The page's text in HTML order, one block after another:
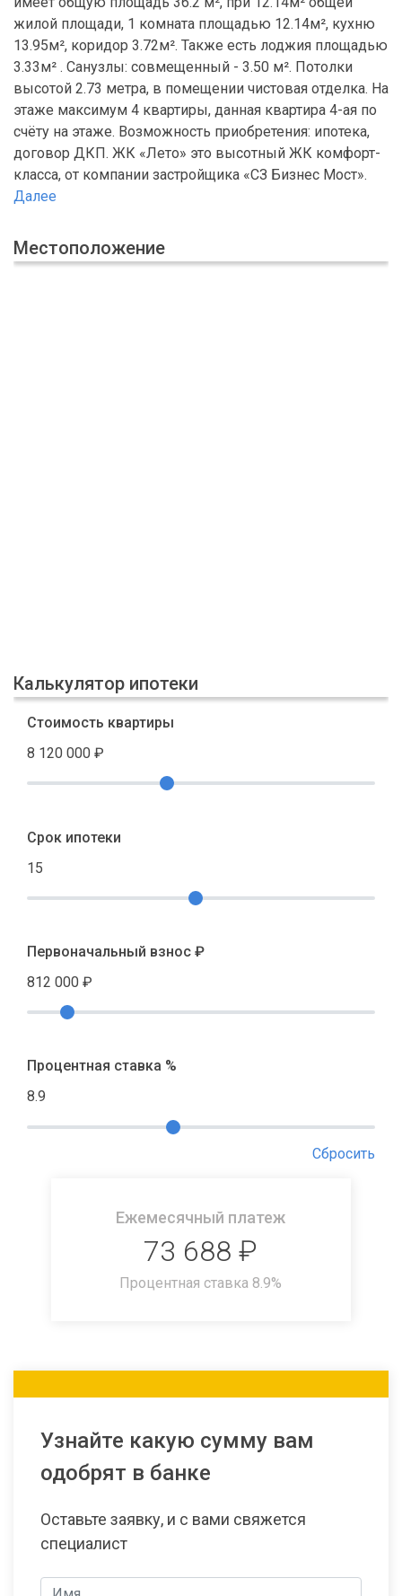
жилой площади, 1 комната площадью 12.14м², кухню
13.95м², коридор 3.72м². Также есть лоджия площадью
3.33м² . Санузлы: совмещенный - 3.50 м². Потолки
высотой 2.73 метра, в помещении чистовая отделка. На
этаже максимум 4 квартиры, данная квартира 4-ая по
счёту на этаже. Возможность приобретения: ипотека,
договор ДКП. ЖК «Лето» это высотный ЖК комфорт-
класса, от компании застройщика «СЗ Бизнес Мост».
Далее
Местоположение
Калькулятор ипотеки
Стоимость квартиры
8 120 000 ₽
Срок ипотеки
15
Первоначальный взнос ₽
812 000 ₽
Процентная ставка %
8.9
Сбросить
Ежемесячный платеж
73 688 ₽
Процентная ставка 8.9%
Узнайте какую сумму вам
одобрят в банке
Оставьте заявку, и с вами свяжется
специалист